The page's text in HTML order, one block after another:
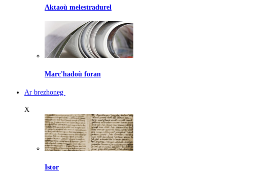
Aktaoù melestradurel
Marc'hadoù foran
Ar brezhoneg
X
Istor